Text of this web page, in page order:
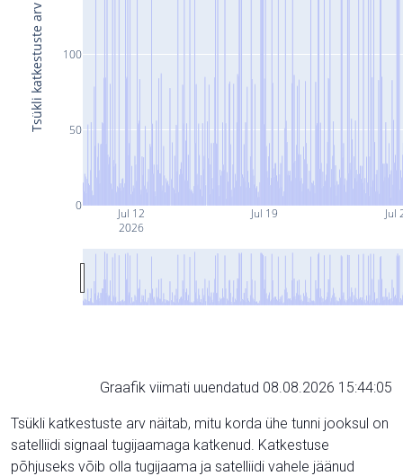
Jul 12
2026
Jul 19 Jul
0
50
100
Tsükli katkestuste arv
Graafik viimati uuendatud 08.08.2026 15:44:05
Tsükli katkestuste arv näitab, mitu korda ühe tunni jooksul on
satelliidi signaal tugijaamaga katkenud. Katkestuse
põhjuseks võib olla tugijaama ja satelliidi vahele jäänud